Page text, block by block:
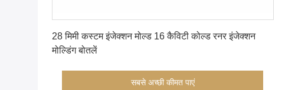
28 मिमी कस्टम इंजेक्शन मोल्ड 16 कैविटी कोल्ड रनर इंजेक्शन
मोल्डिंग बोतलें
सबसे अच्छी कीमत पाएं